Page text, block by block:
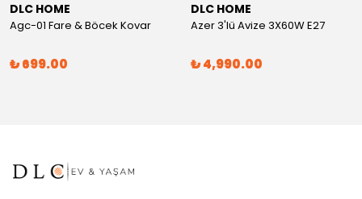
DLC HOME
Agc-01 Fare & Böcek Kovar
₺ 699.00
DLC HOME
Azer 3'lü Avize 3X60W E27
₺ 4,990.00